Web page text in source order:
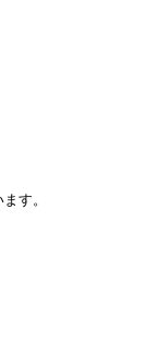
す。